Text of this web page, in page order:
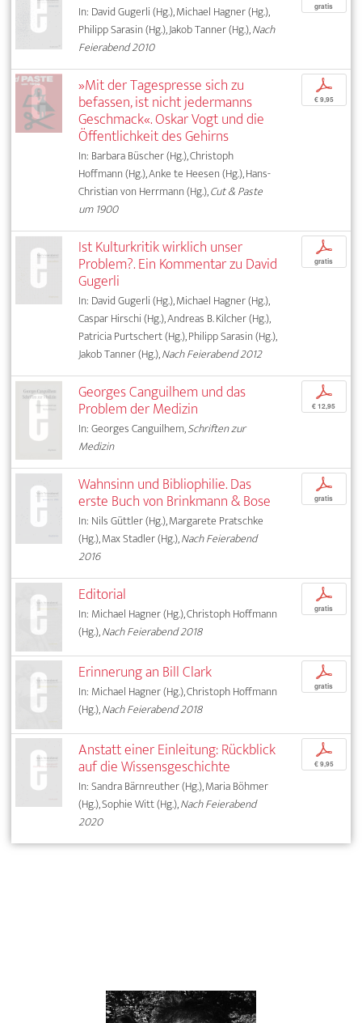
In: David Gugerli (Hg.), Michael Hagner (Hg.),
Philipp Sarasin (Hg.), Jakob Tanner (Hg.),Nach
Feierabend 2010
gratis
»Mit der Tagespresse sich zu
befassen, ist nicht jedermanns
Geschmack«. Oskar Vogt und die
Öffentlichkeit des Gehirns
In: Barbara Büscher (Hg.), Christoph
Hoffmann (Hg.), Anke te Heesen (Hg.), Hans-
Christian von Herrmann (Hg.),Cut & Paste
um 1900
p
€ 9,95
Ist Kulturkritik wirklich unser
Problem?. Ein Kommentar zu David
Gugerli
In: David Gugerli (Hg.), Michael Hagner (Hg.),
Caspar Hirschi (Hg.), Andreas B. Kilcher (Hg.),
Patricia Purtschert (Hg.), Philipp Sarasin (Hg.),
Jakob Tanner (Hg.),Nach Feierabend 2012
p
gratis
Georges Canguilhem und das
Problem der Medizin
In: Georges Canguilhem,Schriften zur
Medizin
p
€ 12,95
Wahnsinn und Bibliophilie. Das
erste Buch von Brinkmann & Bose
In: Nils Güttler (Hg.), Margarete Pratschke
(Hg.), Max Stadler (Hg.),Nach Feierabend
2016
p
gratis
Editorial
In: Michael Hagner (Hg.), Christoph Hoffmann
(Hg.),Nach Feierabend 2018
p
gratis
Erinnerung an Bill Clark
In: Michael Hagner (Hg.), Christoph Hoffmann
(Hg.),Nach Feierabend 2018
p
gratis
Anstatt einer Einleitung: Rückblick
auf die Wissensgeschichte
In: Sandra Bärnreuther (Hg.), Maria Böhmer
(Hg.), Sophie Witt (Hg.),Nach Feierabend
2020
p
€ 9,95